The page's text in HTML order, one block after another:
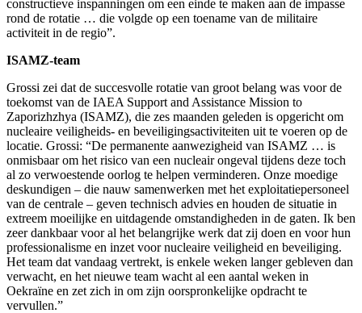
constructieve inspanningen om een einde te maken aan de impasse
rond de rotatie … die volgde op een toename van de militaire
activiteit in de regio”.
ISAMZ-team
Grossi zei dat de succesvolle rotatie van groot belang was voor de
toekomst van de IAEA Support and Assistance Mission to
Zaporizhzhya (ISAMZ), die zes maanden geleden is opgericht om
nucleaire veiligheids- en beveiligingsactiviteiten uit te voeren op de
locatie. Grossi: “De permanente aanwezigheid van ISAMZ … is
onmisbaar om het risico van een nucleair ongeval tijdens deze toch
al zo verwoestende oorlog te helpen verminderen. Onze moedige
deskundigen – die nauw samenwerken met het exploitatiepersoneel
van de centrale – geven technisch advies en houden de situatie in
extreem moeilijke en uitdagende omstandigheden in de gaten. Ik ben
zeer dankbaar voor al het belangrijke werk dat zij doen en voor hun
professionalisme en inzet voor nucleaire veiligheid en beveiliging.
Het team dat vandaag vertrekt, is enkele weken langer gebleven dan
verwacht, en het nieuwe team wacht al een aantal weken in
Oekraïne en zet zich in om zijn oorspronkelijke opdracht te
vervullen.”